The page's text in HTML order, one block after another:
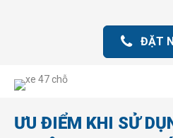
ĐẶT
ƯU ĐIỂM KHI SỬ